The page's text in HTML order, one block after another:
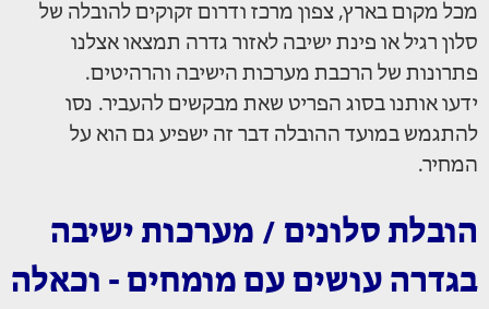
מכל מקום בארץ, צפון מרכז ודרום זקוקים להובלה של
סלון רגיל או פינת ישיבה לאזור גדרה תמצאו אצלנו
פתרונות של הרכבת מערכות הישיבה והרהיטים.
ידעו אותנו בסוג הפריט שאת מבקשים להעביר. נסו
להתגמש במועד ההובלה דבר זה ישפיע גם הוא על
המחיר.
הובלת סלונים / מערכות ישיבה
בגדרה עושים עם מומחים - וכאלה